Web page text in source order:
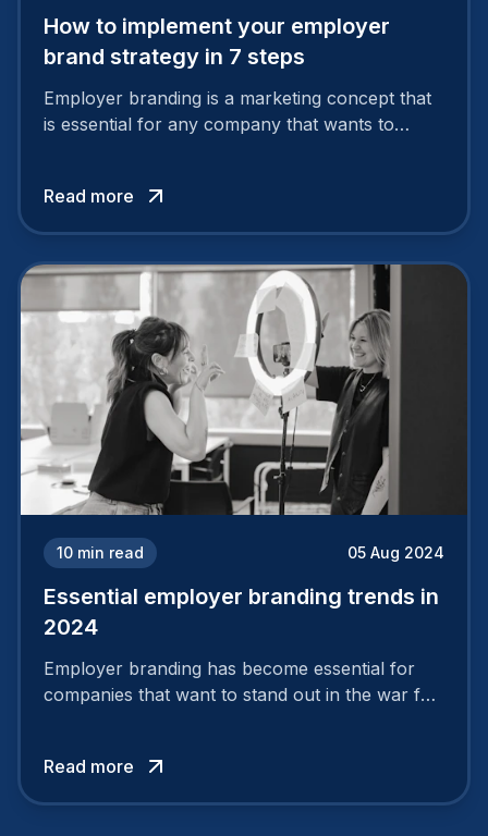
How to implement your employer
brand strategy in 7 steps
Employer branding is a marketing concept that
is essential for any company that wants to
solid and positive employer brand are clear, you
cannot simply wave a magic wand for it to be
Read more
10 min read 05 Aug 2024
Essential employer branding trends in
2024
Employer branding has become essential for
companies that want to stand out in the war for
attract the best profiles.
Read more